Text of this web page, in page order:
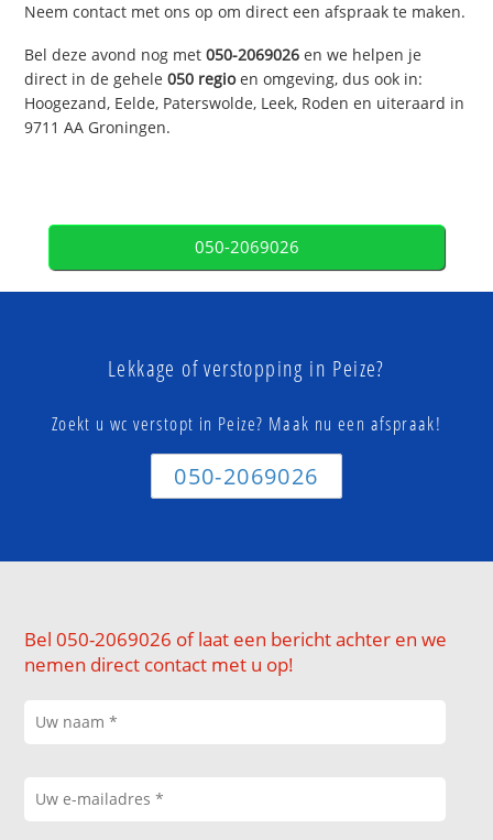
Neem contact met ons op om direct een afspraak te maken.
Bel deze avond nog met050-2069026 en we helpen je
direct in de gehele050 regioen omgeving, dus ook in:
Hoogezand, Eelde, Paterswolde, Leek, Roden en uiteraard in
9711 AA Groningen.
050-2069026
Lekkage of verstopping in Peize?
Zoekt u wc verstopt in Peize? Maak nu een afspraak!
050-2069026
Bel 050-2069026 of laat een bericht achter en we
nemen direct contact met u op!